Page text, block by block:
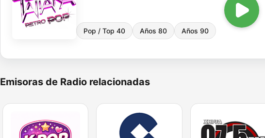
Pop / Top 40 Años 80 Años 90
Emisoras de Radio relacionadas